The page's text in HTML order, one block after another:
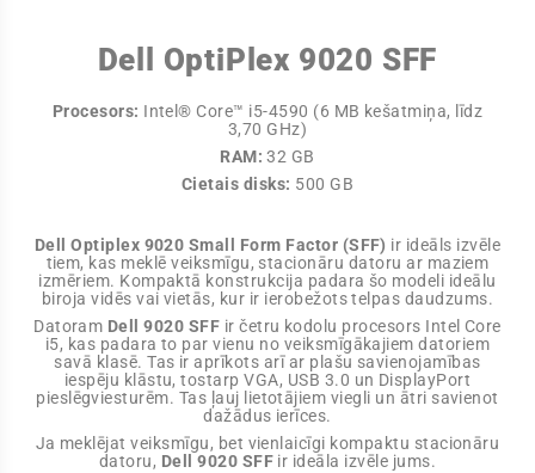
Dell OptiPlex 9020 SFF
Procesors: Intel® Core™ i5-4590 (6 MB kešatmiņa, līdz
3,70 GHz)
RAM: 32 GB
Cietais disks: 500 GB
Dell Optiplex 9020 Small Form Factor (SFF) ir ideāls izvēle
tiem, kas meklē veiksmīgu, stacionāru datoru ar maziem
izmēriem. Kompaktā konstrukcija padara šo modeli ideālu
biroja vidēs vai vietās, kur ir ierobežots telpas daudzums.
Datoram Dell 9020 SFF ir četru kodolu procesors Intel Core
i5, kas padara to par vienu no veiksmīgākajiem datoriem
savā klasē. Tas ir aprīkots arī ar plašu savienojamības
iespēju klāstu, tostarp VGA, USB 3.0 un DisplayPort
pieslēgviesturēm. Tas ļauj lietotājiem viegli un ātri savienot
dažādus ierīces.
Ja meklējat veiksmīgu, bet vienlaicīgi kompaktu stacionāru
datoru, Dell 9020 SFF ir ideāla izvēle jums.